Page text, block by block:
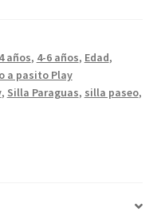
años, 4-6 años, Edad,
a pasito Play
, Silla Paraguas, silla paseo,